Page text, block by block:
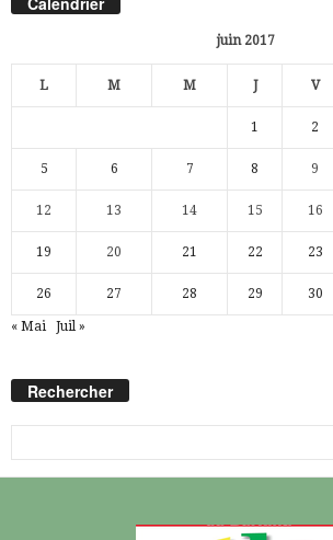
juin 2017
L M M J V
1 2
5 6 7 8 9
12 13 14 15 16
19 20 21 22 23
26 27 28 29 30
« Mai Juil »
Rechercher